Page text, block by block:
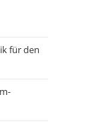
für den